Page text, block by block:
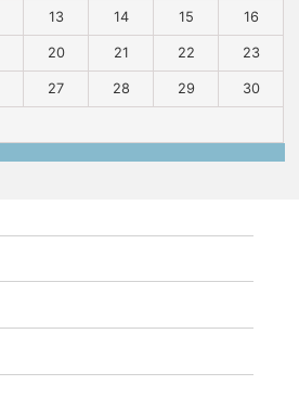
13 14 15 16
20 21 22 23
27 28 29 30